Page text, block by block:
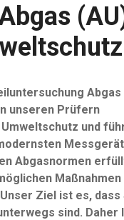
Abgas
unseren Prüfern
und
Abgasnormen
Maßnahmen
Ziel ist es, dass
sind. Daher